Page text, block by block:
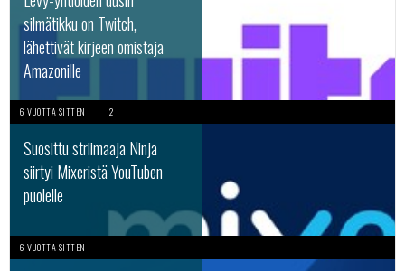
silmätikku on Twitch,
lähettivät kirjeen omistaja
Amazonille
6 VUOTTA SITTEN 2
Suosittu striimaaja Ninja
siirtyi Mixeristä YouTuben
puolelle
6 VUOTTA SITTEN